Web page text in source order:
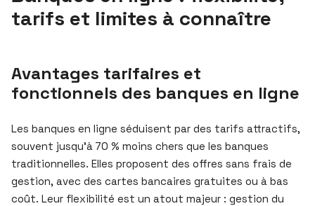
tarifs et limites à connaître
Avantages tarifaires et
fonctionnels des banques en ligne
Les banques en ligne séduisent par des tarifs attractifs,
souvent jusqu’à 70 % moins chers que les banques
traditionnelles. Elles proposent des offres sans frais de
gestion, avec des cartes bancaires gratuites ou à bas
coût. Leur flexibilité est un atout majeur : gestion du